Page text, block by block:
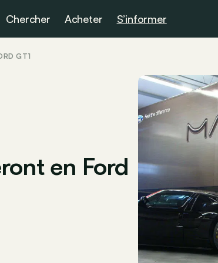
Chercher Acheter S’informer
GT1
en Ford